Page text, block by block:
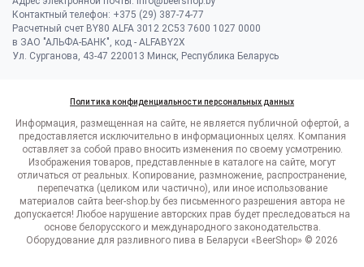
Контактный телефон: +375 (29) 387-74-77
Расчетный счет BY80 ALFA 3012 2C53 7600 1027 0000
в ЗАО "АЛЬФА-БАНК", код - ALFABY2X
Ул. Сурганова, 43-47 220013 Минск, Республика Беларусь
Политика конфиденциальности персональных данных
Информация, размещенная на сайте, не является публичной офертой, а
предоставляется исключительно в информационных целях. Компания
оставляет за собой право вносить изменения по своему усмотрению.
Изображения товаров, представленные в каталоге на сайте, могут
отличаться от реальных. Копирование, размножение, распространение,
перепечатка (целиком или частично), или иное использование
материалов сайта beer-shop.by без письменного разрешения автора не
допускается! Любое нарушение авторских прав будет преследоваться на
основе белорусского и международного законодательства.
Оборудование для разливного пива в Беларуси «BeerShop» © 2026